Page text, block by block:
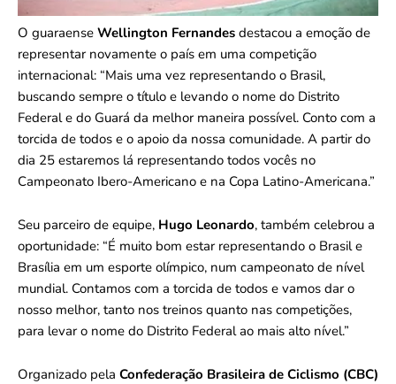
O guaraense Wellington Fernandes destacou a emoção de
representar novamente o país em uma competição
internacional: “Mais uma vez representando o Brasil,
buscando sempre o título e levando o nome do Distrito
Federal e do Guará da melhor maneira possível. Conto com a
torcida de todos e o apoio da nossa comunidade. A partir do
dia 25 estaremos lá representando todos vocês no
Campeonato Ibero-Americano e na Copa Latino-Americana.”
Seu parceiro de equipe, Hugo Leonardo, também celebrou a
oportunidade: “É muito bom estar representando o Brasil e
Brasília em um esporte olímpico, num campeonato de nível
mundial. Contamos com a torcida de todos e vamos dar o
nosso melhor, tanto nos treinos quanto nas competições,
para levar o nome do Distrito Federal ao mais alto nível.”
Organizado pela Confederação Brasileira de Ciclismo (CBC)